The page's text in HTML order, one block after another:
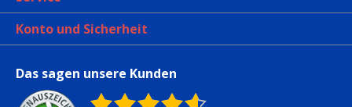
Konto und Sicherheit
Das sagen unsere Kunden